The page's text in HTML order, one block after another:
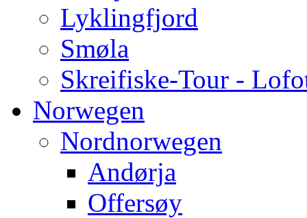
Lyklingfjord
Smøla
Skreifiske-Tour -
Norwegen
Nordnorwegen
Andørja
Offersøy